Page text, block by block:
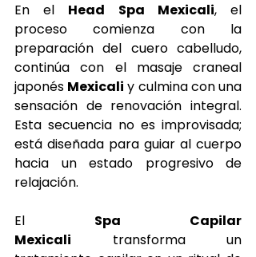
En el Head Spa Mexicali, el
proceso comienza con la
preparación del cuero cabelludo,
continúa con el masaje craneal
japonés Mexicali y culmina con una
sensación de renovación integral.
Esta secuencia no es improvisada;
está diseñada para guiar al cuerpo
hacia un estado progresivo de
relajación.
El Spa Capilar
Mexicali transforma un